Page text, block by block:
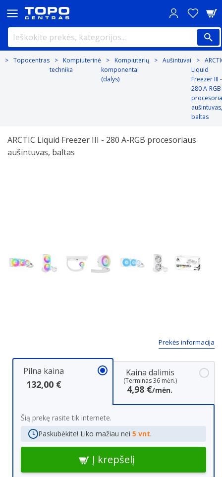
Topocentras
Kompiuterinė
technika
Kompiuterių
komponentai
(dalys)
Aušintuvai
Liquid
Freezer III -
280 A-RGB
aušintuvas,
baltas
ARCTIC Liquid Freezer III - 280 A-RGB procesoriaus
aušintuvas, baltas
Prekės informacija
Pilna kaina
132,00 €
Kaina dalimis
(Terminas 36 mėn.)
4,98 €/mėn.
Šią prekę rasite tik internete.
Paskubėkite! Liko mažiau nei 5 vnt.
Į krepšelį